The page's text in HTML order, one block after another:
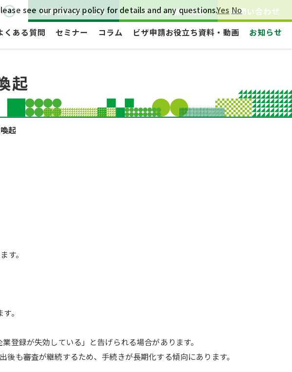
資料請求はこちら オンライン無料相談
お問い合わせ
くある質問 セミナー コラム ビザ申請お役立ち資料・動画 お知らせ
起
起
す。
。
登録が失効している」と告げられる場合があります。
後も審査が継続するため、手続きが長期化する傾向にあります。
see our privacy policy for details and any questions.Yes No